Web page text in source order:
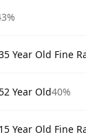
Year Old Fine
Year Old40%
Year Old Fine